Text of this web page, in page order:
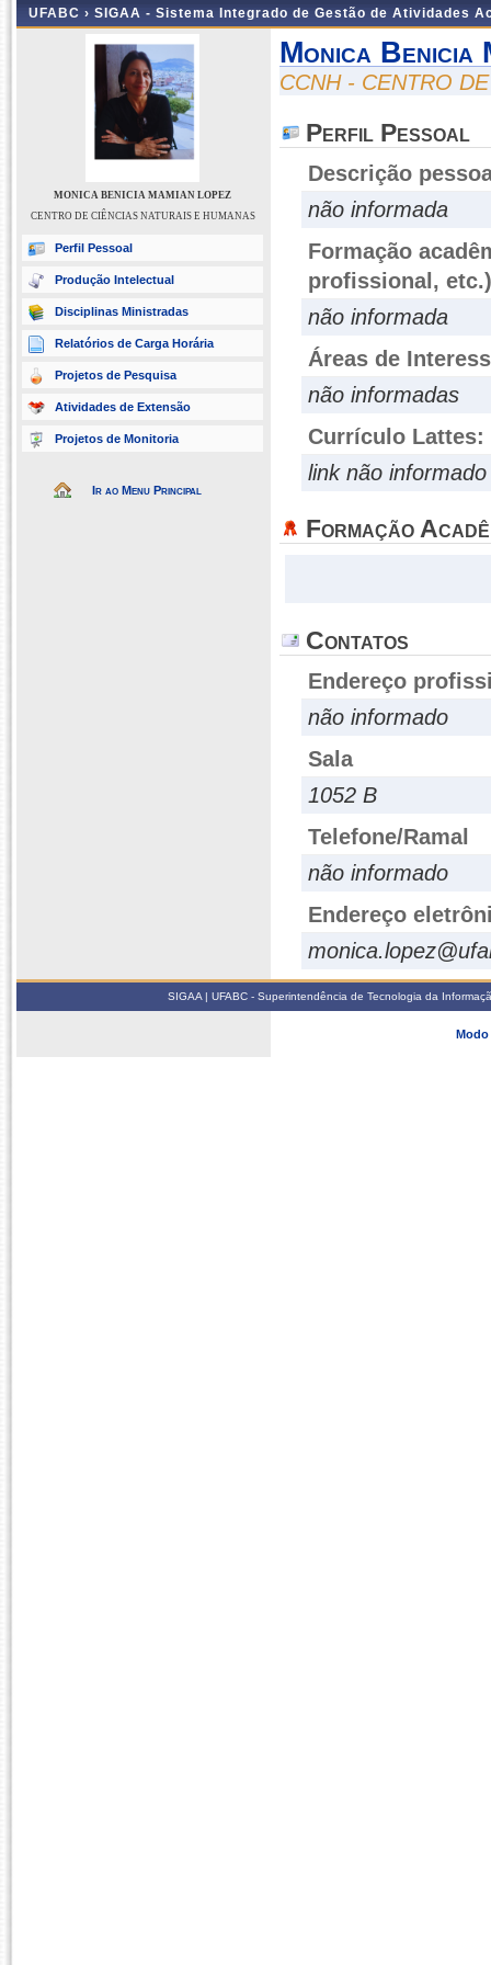
UFABC › SIGAA - Sistema Integrado de Gestão de Atividades
MONICA BENICIA MAMIAN LOPEZ
CENTRO DE CIÊNCIAS NATURAIS E HUMANAS
Perfil Pessoal
Produção Intelectual
Disciplinas Ministradas
Relatórios de Carga Horária
Projetos de Pesquisa
Atividades de Extensão
Projetos de Monitoria
Ir ao Menu Principal
Monica Benicia
CCNH - CENTRO
Perfil Pessoal
Descrição
não informada
Formação
profissional, etc.)
não informada
Áreas de
não informadas
Currículo Lattes:
link não informado
Formação
Contatos
Endereço
não informado
Sala
1052 B
Telefone/Ramal
não informado
Endereço
SIGAA | UFABC - Superintendência de Tecnologia da
Modo